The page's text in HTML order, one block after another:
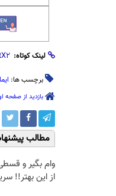
لینک کوتاه:
برچسب ها:
بازدید از صفحه
مطالب
وام بگیر و
از این بهتر!!